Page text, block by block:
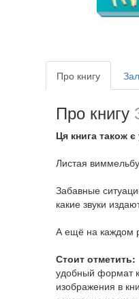
Про книгу
Про книгу
Ця книга також
Листая
Забавные
какие звуки
А ещё на каждом
Стоит отметить:
удобный формат
изображения в